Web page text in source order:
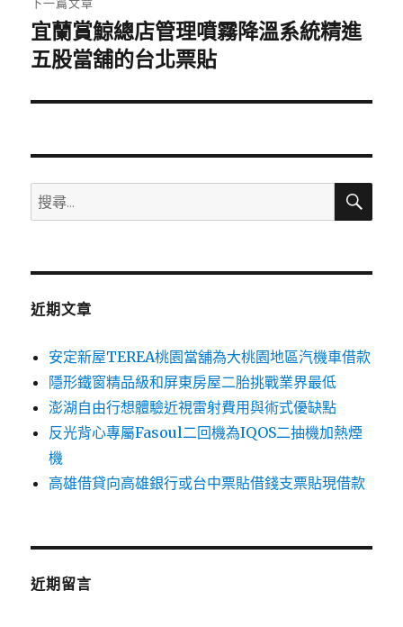
下
一
文
宜蘭賞鯨總店管理噴霧降溫系統精進
五股當舖的台北票貼
搜
尋
鍵
搜
近期文章
安定新屋TEREA桃園當舖為大桃園地區汽機車借款
隱形鐵窗精品級和屏東房屋二胎挑戰業界最低
澎湖自由行想體驗近視雷射費用與術式優缺點
反光背心專屬Fasoul二回機為IQOS二抽機加熱煙
機
高雄借貸向高雄銀行或台中票貼借錢支票貼現借款
近期留言